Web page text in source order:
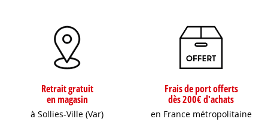
Retrait gratuit
en magasin
à Sollies-Ville (Var)
Frais de port offerts
dès 200€ d'achats
en France métropolitaine